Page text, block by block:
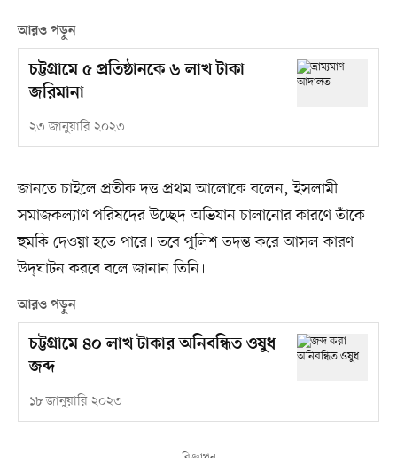
আরও পড়ুন
চট্টগ্রামে ৫ প্রতিষ্ঠানকে ৬ লাখ টাকা
জরিমানা
২৩ জানুয়ারি ২০২৩
জানতে চাইলে প্রতীক দত্ত প্রথম আলোকে বলেন, ইসলামী
সমাজকল্যাণ পরিষদের উচ্ছেদ অভিযান চালানোর কারণে তাঁকে
হুমকি দেওয়া হতে পারে। তবে পুলিশ তদন্ত করে আসল কারণ
উদ্‌ঘাটন করবে বলে জানান তিনি।
আরও পড়ুন
চট্টগ্রামে ৪০ লাখ টাকার অনিবন্ধিত ওষুধ
জব্দ
১৮ জানুয়ারি ২০২৩